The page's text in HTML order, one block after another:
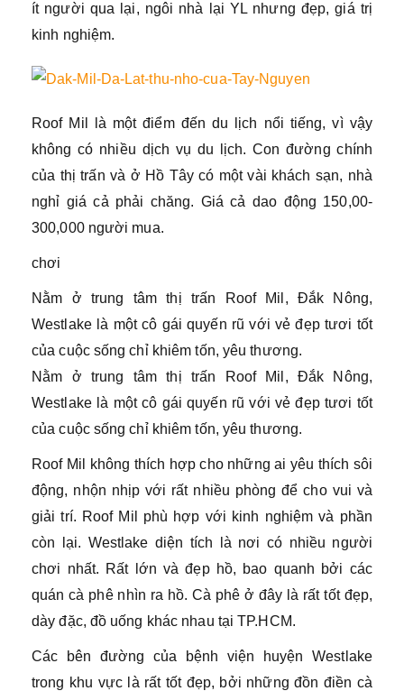
ít người qua lại, ngôi nhà lại YL nhưng đẹp, giá trị
kinh nghiệm.
Roof Mil là một điểm đến du lịch nổi tiếng, vì vậy
không có nhiều dịch vụ du lịch. Con đường chính
của thị trấn và ở Hồ Tây có một vài khách sạn, nhà
nghỉ giá cả phải chăng. Giá cả dao động 150,00-
300,000 người mua.
chơi
Nằm ở trung tâm thị trấn Roof Mil, Đắk Nông,
Westlake là một cô gái quyến rũ với vẻ đẹp tươi tốt
của cuộc sống chỉ khiêm tốn, yêu thương.
Nằm ở trung tâm thị trấn Roof Mil, Đắk Nông,
Westlake là một cô gái quyến rũ với vẻ đẹp tươi tốt
của cuộc sống chỉ khiêm tốn, yêu thương.
Roof Mil không thích hợp cho những ai yêu thích sôi
động, nhộn nhịp với rất nhiều phòng để cho vui và
giải trí. Roof Mil phù hợp với kinh nghiệm và phần
còn lại. Westlake diện tích là nơi có nhiều người
chơi nhất. Rất lớn và đẹp hồ, bao quanh bởi các
quán cà phê nhìn ra hồ. Cà phê ở đây là rất tốt đẹp,
dày đặc, đồ uống khác nhau tại TP.HCM.
Các bên đường của bệnh viện huyện Westlake
trong khu vực là rất tốt đẹp, bởi những đồn điền cà